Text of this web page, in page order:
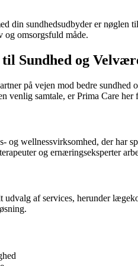
din sundhedsudbyder er nøglen
og omsorgsfuld måde.
Sundhed og
på vejen mod bedre
venlig samtale, er Prima Care her
og wellnessvirksomhed, der har
og ernæringseksperter
af services, herunder